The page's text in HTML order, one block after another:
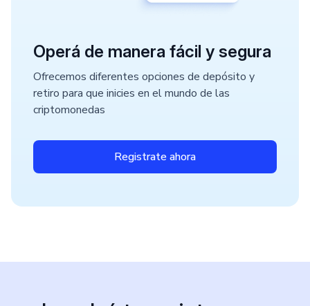
Operá de manera fácil y segura
Ofrecemos diferentes opciones de depósito y
retiro para que inicies en el mundo de las
criptomonedas
Registrate ahora